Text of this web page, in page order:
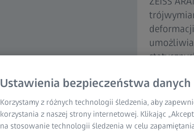
zginania.
Ustawienia bezpieczeństwa danych
Korzystamy z różnych technologii śledzenia, aby
korzystania z naszej strony internetowej. Klikając
na stosowanie technologii śledzenia w celu